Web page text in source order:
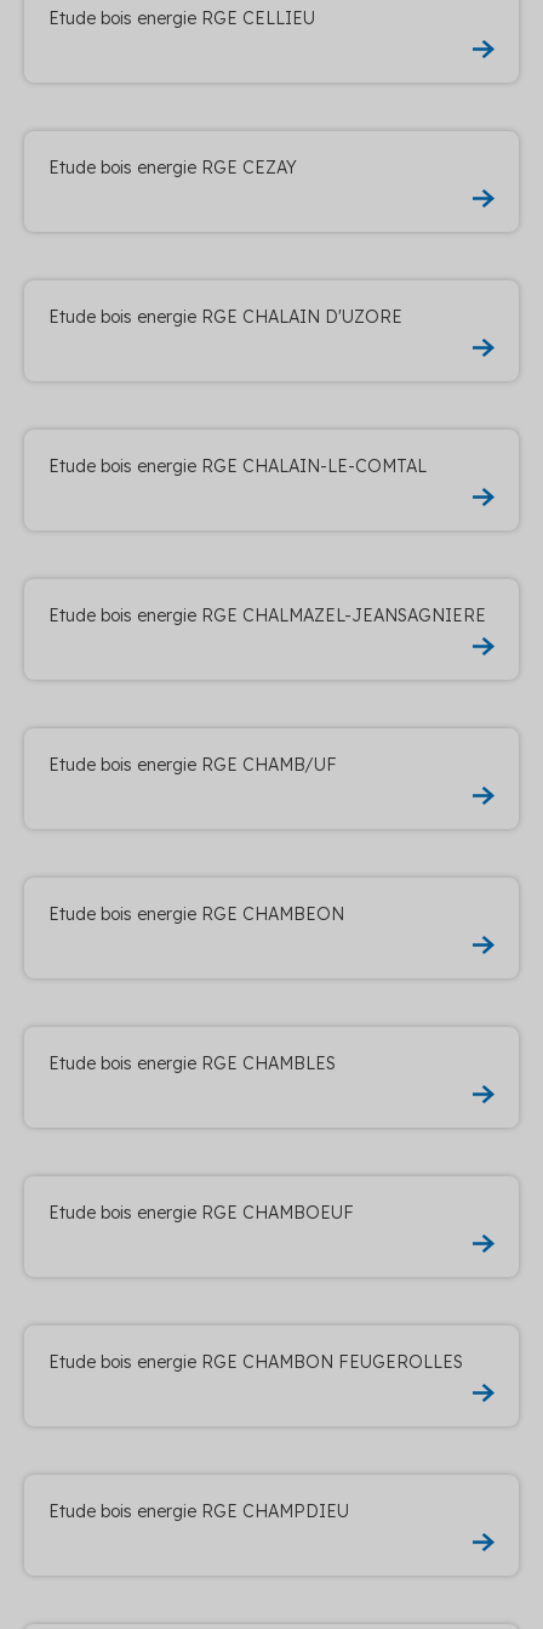
Etude bois energie RGE CELLIEU
Etude bois energie RGE CEZAY
Etude bois energie RGE CHALAIN D'UZORE
Etude bois energie RGE CHALAIN-LE-COMTAL
Etude bois energie RGE CHALMAZEL-JEANSAGNIERE
Etude bois energie RGE CHAMB/UF
Etude bois energie RGE CHAMBEON
Etude bois energie RGE CHAMBLES
Etude bois energie RGE CHAMBOEUF
Etude bois energie RGE CHAMBON FEUGEROLLES
Etude bois energie RGE CHAMPDIEU